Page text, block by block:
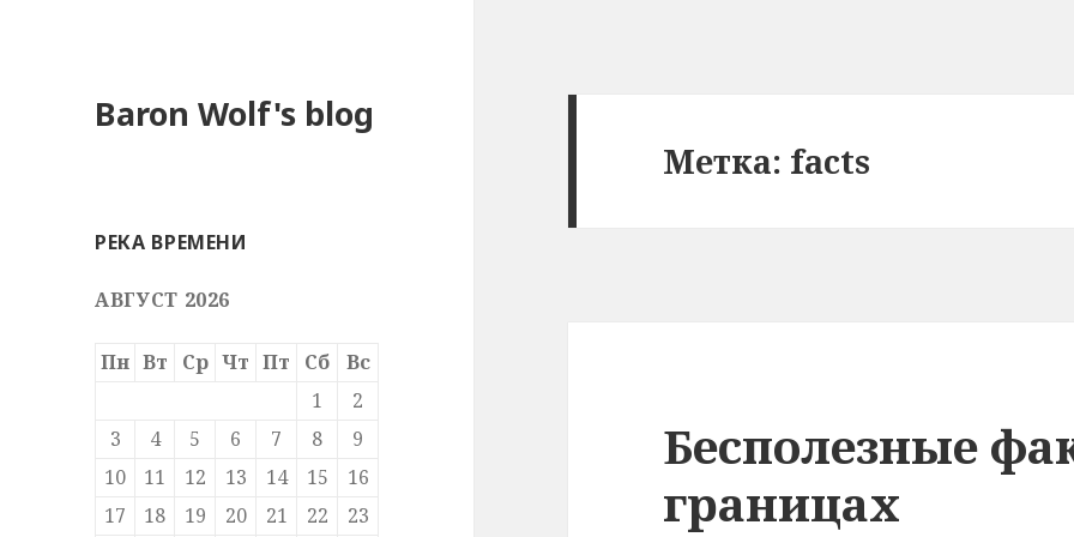
Baron Wolf's blog
РЕКА ВРЕМЕНИ
АВГУСТ 2026
Пн Вт Ср Чт Пт Сб Вс
1
2
3
4 5 6 7 8
9
10
11 12 13 14 15
16
17
18 19 20 21 22
23
Метка: facts
Бесполезные
границах